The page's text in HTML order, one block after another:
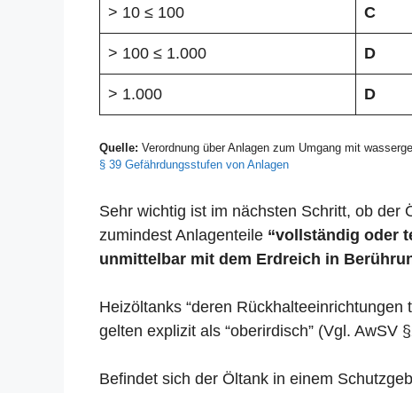
> 10 ≤ 100 C
> 100 ≤ 1.000 D
> 1.000 D
Quelle: Verordnung über Anlagen zum Umgang mit
§ 39 Gefährdungsstufen von Anlagen
Sehr wichtig ist im nächsten Schritt, ob der
zumindest Anlagenteile “vollständig oder
unmittelbar mit dem Erdreich in
Heizöltanks “deren
gelten explizit als “oberirdisch” (Vgl. AwSV
Befindet sich der Öltank in einem